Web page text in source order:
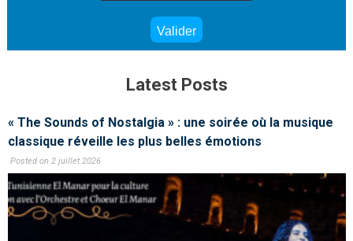
Latest Posts
« The Sounds of Nostalgia » : une soirée où la musique
classique réveille les plus belles émotions
Posted on 2 juillet 2026